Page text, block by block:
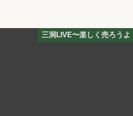
三洞LIVE〜楽しく売ろうよ